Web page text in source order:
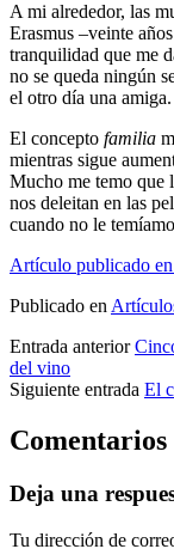
A mi alrededor, las
Erasmus –veinte
tranquilidad que me
no se queda ningún
el otro día una amiga.
El concepto familia
mientras sigue
Mucho me temo que
nos deleitan en las
cuando no le
Artículo publicado
Publicado en
Entrada anterior
del vino
Siguiente entrada El
Comentarios
Deja una
Tu dirección de